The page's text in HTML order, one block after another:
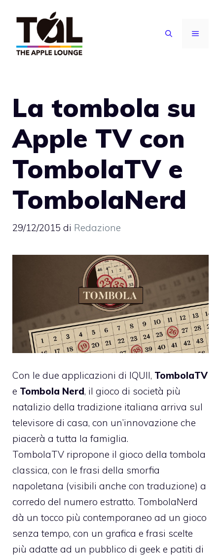
contenuto
MENU
La tombola su
Apple TV con
TombolaTV e
TombolaNerd
29/12/2015 di Redazione
Con le due applicazioni di IQUII, TombolaTV
e Tombola Nerd, il gioco di società più
natalizio della tradizione italiana arriva sul
televisore di casa, con un’innovazione che
piacerà a tutta la famiglia.
TombolaTV ripropone il gioco della tombola
classica, con le frasi della smorfia
napoletana (visibili anche con traduzione) a
corredo del numero estratto. TombolaNerd
dà un tocco più contemporaneo ad un gioco
senza tempo, con un grafica e frasi scelte
più adatte ad un pubblico di geek e patiti di